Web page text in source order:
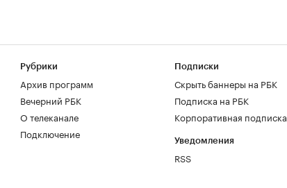
Рубрики
Архив программ
Вечерний РБК
О телеканале
Подключение
Подписки
Скрыть баннеры на РБК
Подписка на РБК
Корпоративная подписка
Уведомления
RSS